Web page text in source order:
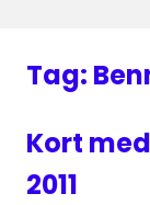
Tag:
Kort
2011